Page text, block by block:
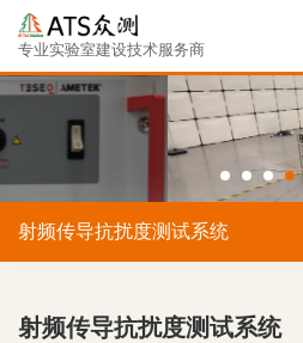
专业实验室建设技术服务商
射频传导抗扰度测试系统
射频传导抗扰度测试系统